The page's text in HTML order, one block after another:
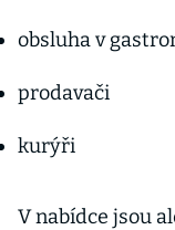
obsluha v
prodavači
kurýři
V nabídce jsou